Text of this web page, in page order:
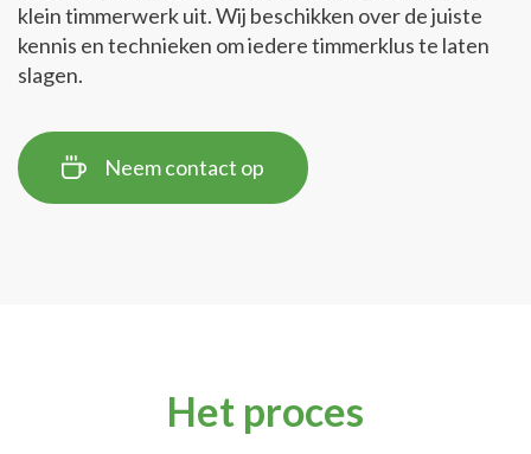
klein timmerwerk uit. Wij beschikken over de juiste
kennis en technieken om iedere timmerklus te laten
slagen.
Neem contact op
Het proces